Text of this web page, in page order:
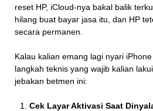
reset HP, iCloud-nya bakal balik
hilang buat bayar jasa itu, dan HP
secara permanen.
Kalau kalian emang lagi nyari
langkah teknis yang wajib kalian
jebakan betmen ini:
Cek Layar Aktivasi Saat